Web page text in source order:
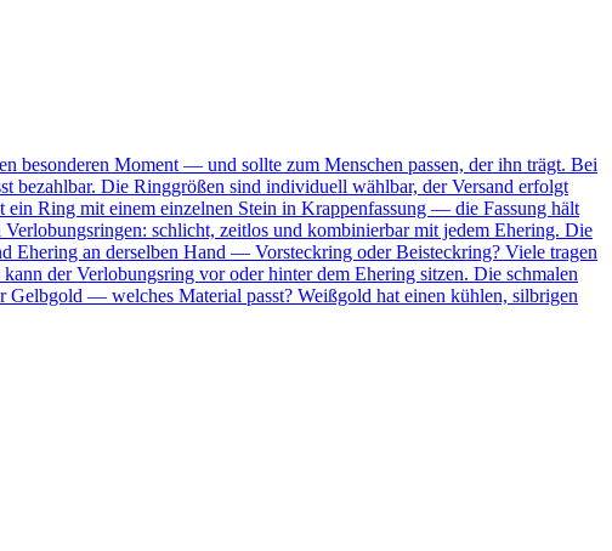
besonderen Moment — und sollte zum Menschen passen, der ihn trägt. Bei
bezahlbar. Die Ringgrößen sind individuell wählbar, der Versand erfolgt
Ring mit einem einzelnen Stein in Krappenfassung — die Fassung hält
schlicht, zeitlos und kombinierbar mit jedem Ehering. Die
Ehering an derselben Hand — Vorsteckring oder Beisteckring? Viele tragen
der Verlobungsring vor oder hinter dem Ehering sitzen. Die schmalen
Gelbgold — welches Material passt? Weißgold hat einen kühlen, silbrigen